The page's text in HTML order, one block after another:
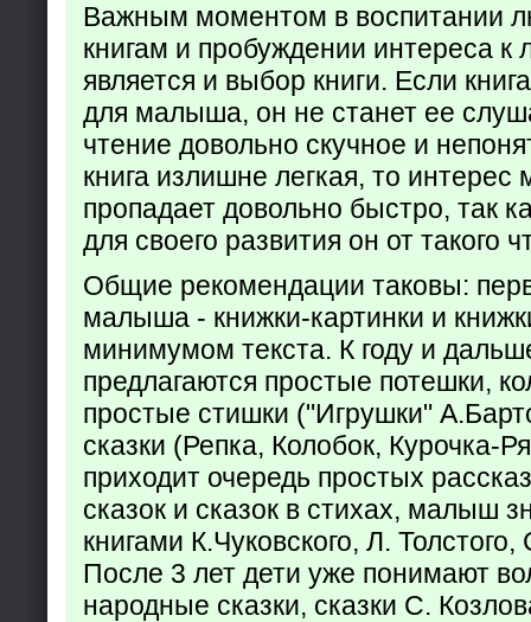
Важным моментом в воспитании
книгам и пробуждении интереса к
является и выбор книги. Если
для малыша, он не станет ее
чтение довольно скучное и
книга излишне легкая, то
пропадает довольно быстро, так
для своего развития он от такого
Общие рекомендации таковы:
малыша - книжки-картинки и
минимумом текста. К году и
предлагаются простые потешки,
простые стишки ("Игрушки"
сказки (Репка, Колобок, Курочка-
приходит очередь простых
сказок и сказок в стихах, малыш
книгами К.Чуковского, Л.
После 3 лет дети уже понимают
народные сказки, сказки С.